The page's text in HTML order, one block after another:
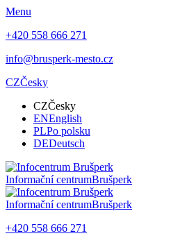
Menu
+420 558 666 271
info@brusperk-mesto.cz
CZČesky
CZČesky
ENEnglish
PLPo polsku
DEDeutsch
Informační centrumBrušperk
Informační centrumBrušperk
+420 558 666 271